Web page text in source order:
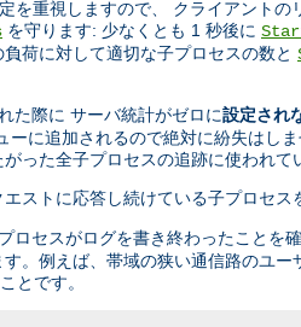
を重視しますので、 クライアント
を守ります: 少なくとも 1 秒後に
荷に対して適切な子プロセスの数と
た際に サーバ統計がゼロに設定され
に追加されるので絶対に紛失はし
った全子プロセスの追跡に使われて
ストに応答し続けている子プロセス
ロセスがログを書き終わったことを
。例えば、帯域の狭い通信路のユ
とです。